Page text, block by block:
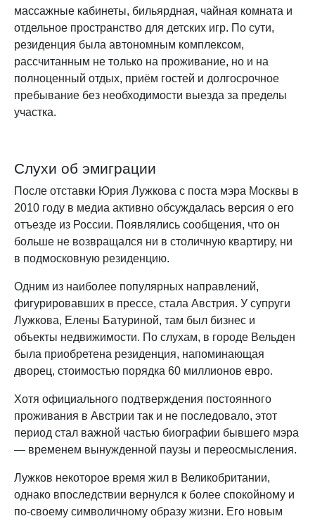
массажные кабинеты, бильярдная, чайная комната и
отдельное пространство для детских игр. По сути,
резиденция была автономным комплексом,
рассчитанным не только на проживание, но и на
полноценный отдых, приём гостей и долгосрочное
пребывание без необходимости выезда за пределы
участка.
Слухи об эмиграции
После отставки Юрия Лужкова с поста мэра Москвы в
2010 году в медиа активно обсуждалась версия о его
отъезде из России. Появлялись сообщения, что он
больше не возвращался ни в столичную квартиру, ни
в подмосковную резиденцию.
Одним из наиболее популярных направлений,
фигурировавших в прессе, стала Австрия. У супруги
Лужкова, Елены Батуриной, там был бизнес и
объекты недвижимости. По слухам, в городе Вельден
была приобретена резиденция, напоминающая
дворец, стоимостью порядка 60 миллионов евро.
Хотя официального подтверждения постоянного
проживания в Австрии так и не последовало, этот
период стал важной частью биографии бывшего мэра
— временем вынужденной паузы и переосмысления.
Лужков некоторое время жил в Великобритании,
однако впоследствии вернулся к более спокойному и
по-своему символичному образу жизни. Его новым